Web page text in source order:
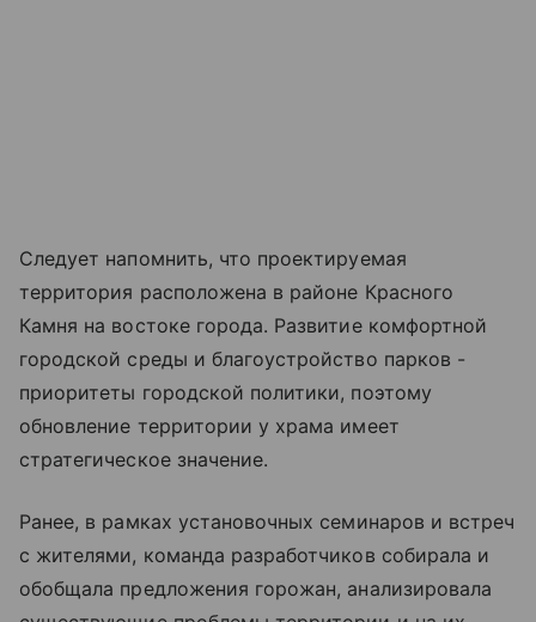
Следует напомнить, что проектируемая
территория расположена в районе Красного
Камня на востоке города. Развитие комфортной
городской среды и благоустройство парков -
приоритеты городской политики, поэтому
обновление территории у храма имеет
стратегическое значение.
Ранее, в рамках установочных семинаров и встреч
с жителями, команда разработчиков собирала и
обобщала предложения горожан, анализировала